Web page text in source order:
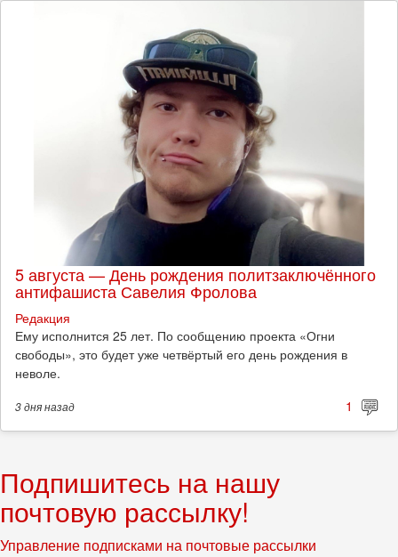
5 августа — День рождения политзаключённого
антифашиста Савелия Фролова
Редакция
Ему исполнится 25 лет. По сообщению проекта «Огни
свободы», это будет уже четвёртый его день рождения в
неволе.
3 дняназад 1
Подпишитесь на нашу
почтовую рассылку!
Управление подписками на почтовые рассылки